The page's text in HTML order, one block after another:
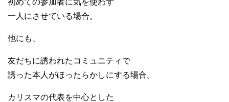
初めての参加者に気を使わず
一人にさせている場合。
他にも、
友だちに誘われたコミュニティで
誘った本人がほったらかしにする場合。
カリスマの代表を中心とした